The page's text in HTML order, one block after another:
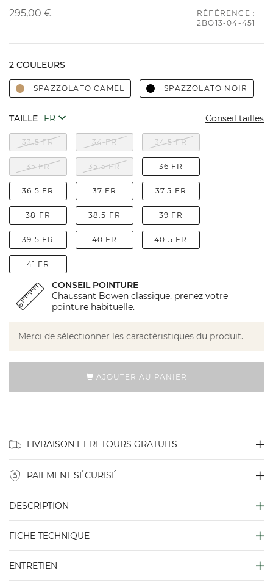
295,00 €
RÉFÉRENCE :
2BO13-04-451
2 COULEURS
SPAZZOLATO CAMEL SPAZZOLATO NOIR
TAILLE Conseil tailles
33.5 FR 34 FR 34.5 FR
35 FR 35.5 FR 36 FR
36.5 FR 37 FR 37.5 FR
38 FR 38.5 FR 39 FR
39.5 FR 40 FR 40.5 FR
41 FR
CONSEIL POINTURE
Chaussant Bowen classique, prenez votre
pointure habituelle.
Merci de sélectionner les caractéristiques du produit.
AJOUTER AU PANIER
LIVRAISON ET RETOURS GRATUITS
PAIEMENT SÉCURISÉ
DESCRIPTION
FICHE TECHNIQUE
ENTRETIEN